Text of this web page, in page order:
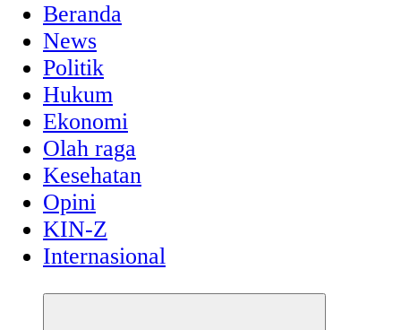
Beranda
News
Politik
Hukum
Ekonomi
Olah raga
Kesehatan
Opini
KIN-Z
Internasional